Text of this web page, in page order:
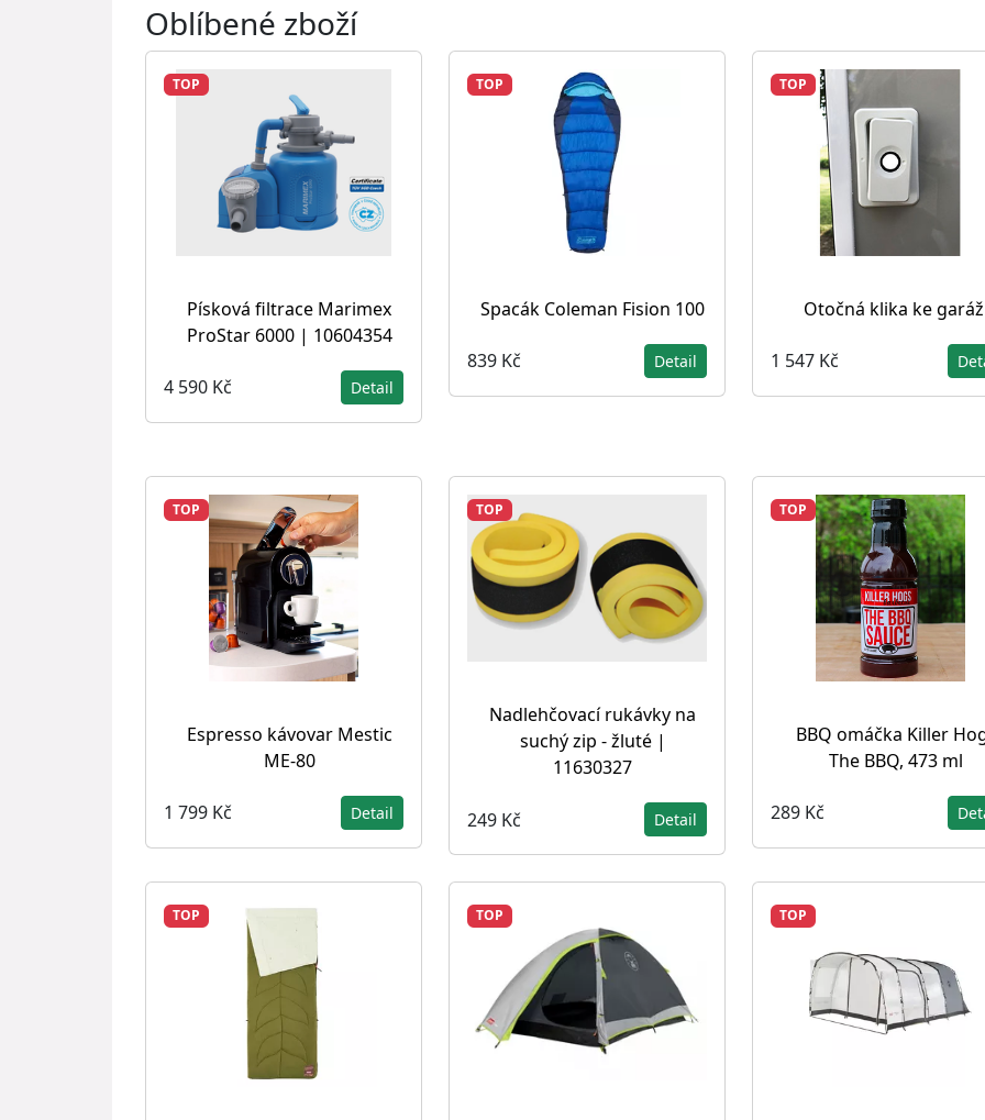
Oblíbené zboží
TOP
Písková filtrace Marimex
ProStar 6000 | 10604354
4 590 Kč Detail
TOP
Spacák Coleman Fision 100
839 Kč Detail
TOP
Otočná klika ke
1 547 Kč
TOP
Espresso kávovar Mestic
ME-80
1 799 Kč Detail
TOP
Nadlehčovací rukávky na
suchý zip - žluté |
11630327
249 Kč Detail
TOP
BBQ omáčka Killer
The BBQ, 473 ml
289 Kč
TOP TOP TOP